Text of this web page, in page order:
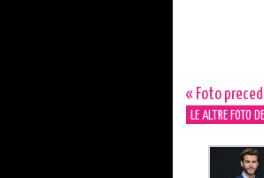
« Foto
LE ALTRE FOTO